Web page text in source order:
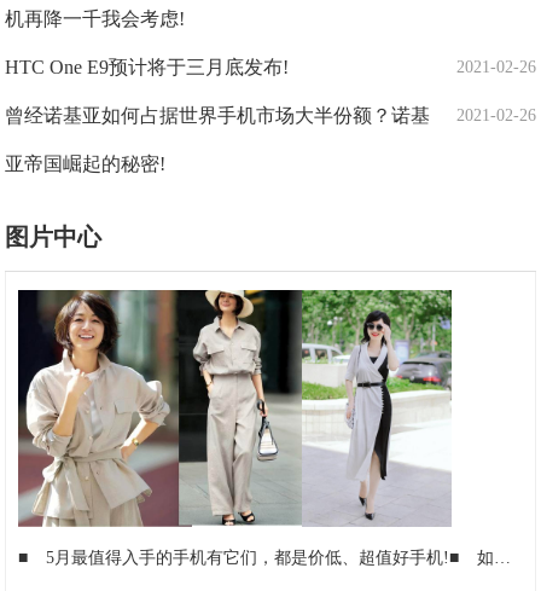
机再降一千我会考虑!
2021-02-26
HTC One E9预计将于三月底发布!
2021-02-26
曾经诺基亚如何占据世界手机市场大半份额？诺基
亚帝国崛起的秘密!
图片中心
■ 5月最值得入手的手机有它们，都是价低、超值好手机!■ 如何让妆容更精致？这些小工具超级实用，从此化妆变“享受”!